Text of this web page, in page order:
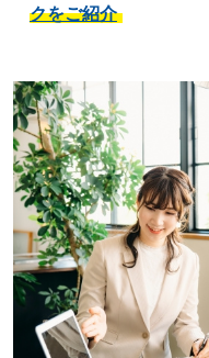
クをご紹介